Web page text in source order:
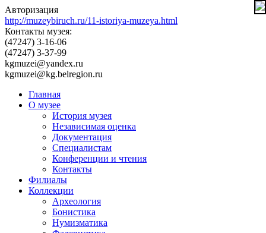
Авторизация
http://muzeybiruch.ru/11-istoriya-muzeya.html
Контакты музея:
(47247) 3-16-06
(47247) 3-37-99
kgmuzei@yandex.ru
kgmuzei@kg.belregion.ru
Главная
О музее
История музея
Независимая оценка
Документация
Специалистам
Конференции и чтения
Контакты
Филиалы
Коллекции
Археология
Бонистика
Нумизматика